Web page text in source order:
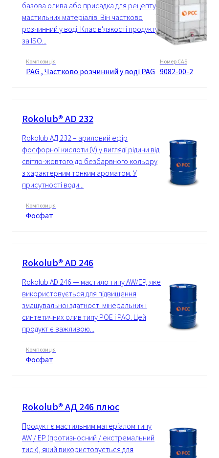
базова олива або присадка для рецептур
мастильних матеріалів. Він частково
розчинний у воді. Клас в'язкості продукту
за ISO...
Композиція
PAG , Частково розчинний у воді PAG
Номер CAS
9082-00-2
Rokolub® AD 232
Rokolub АД 232 – ариловий ефір
фосфорної кислоти (V) у вигляді рідини від
світло-жовтого до безбарвного кольору
з характерним тонким ароматом. У
присутності води...
Композиція
Фосфат
Rokolub® AD 246
Rokolub AD 246 — мастило типу AW/EP, яке
використовується для підвищення
змащувальної здатності мінеральних і
синтетичних олив типу POE і PAO. Цей
продукт є важливою...
Композиція
Фосфат
Rokolub® АД 246 плюс
Продукт є мастильним матеріалом типу
AW / EP (протизносний / екстремальний
тиск), який використовується для